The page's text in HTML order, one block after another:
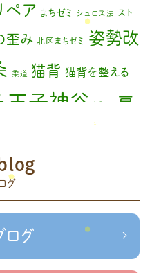
ペア まちゼミ シュロス法 スト
歪み 北区まちゼミ
姿勢改
柔道 猫背 猫背を整える
王子神谷
肩
関節痛 頭痛
ア＃ねこぜを整える＃寒暖
かリペア＃ねこぜを整える
グ
ログ